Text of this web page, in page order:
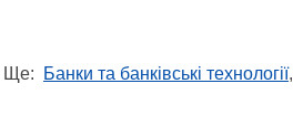
Ще: Банки та банківські технології,